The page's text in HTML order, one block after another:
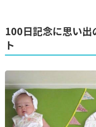
100日記念に思い出
ト